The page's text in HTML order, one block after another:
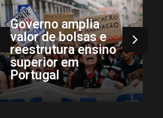
Governo amplia
valor de bolsas e
reestrutura ensino
superior em
Portugal